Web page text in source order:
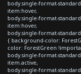
body.single-format-
item:hover,
body.single-format-
item:hover,
body.single-format-
{ background-color:
color: ForestGreen
body.single-format-
item.active,
body.single-format-